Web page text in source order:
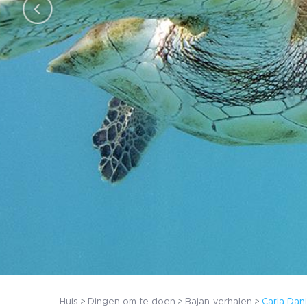
Huis Dingen om te doen Bajan-verhalen Carla